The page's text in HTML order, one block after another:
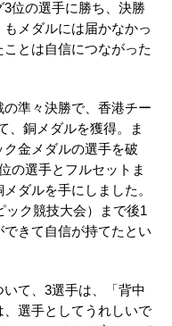
位の選手に勝ち、決勝
メダルには届かなかっ
とは自信につながった
準々決勝で、香港チー
、銅メダルを獲得。ま
金メダルの選手を破
の選手とフルセットま
ダルを手にしました。
ック競技大会）まで後1
きて自信が持てたとい
て、3選手は、「背中
選手としてうれしいで